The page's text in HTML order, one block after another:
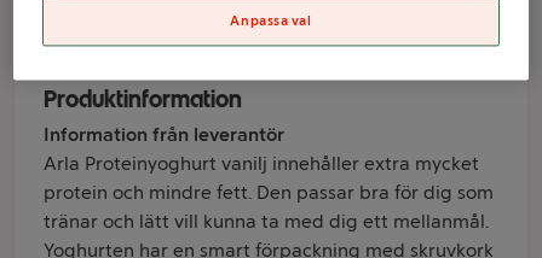
Produktinformation
Information från leverantör
Arla Proteinyoghurt vanilj innehåller extra mycket
protein och mindre fett. Den passar bra för dig som
tränar och lätt vill kunna ta med dig ett mellanmål.
Yoghurten har en smart förpackning med skruvkork
Anpassa val